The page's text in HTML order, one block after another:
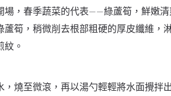
場，春季蔬菜的代表——綠蘆筍，鮮嫩
蘆筍，稍微削去根部粗硬的厚皮纖維，
紋。
，燒至微滾，再以湯勺輕輕將水面攪拌